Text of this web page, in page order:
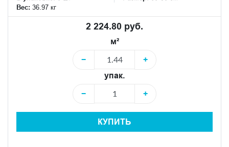
Вес: 36.97 кг
2 224.80 руб.
м²
−
+
упак.
−
+
КУПИТЬ